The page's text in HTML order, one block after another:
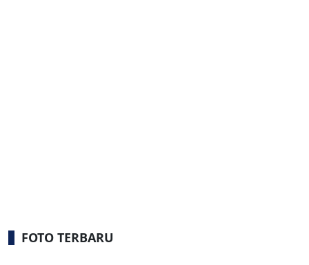
FOTO TERBARU